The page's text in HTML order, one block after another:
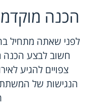
הכנה
לפני שאתה מתחיל
חשוב לבצע הכנה
צפויים להגיע
הנגישות של